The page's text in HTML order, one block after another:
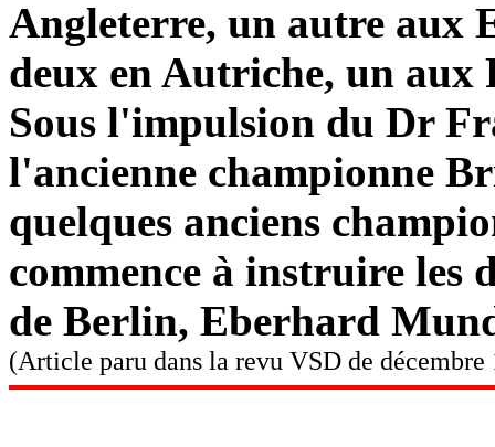
Angleterre, un autre aux
deux en Autriche, un aux
Sous l'impulsion du Dr
l'ancienne championne
quelques anciens
commence à instruire les
de Berlin, Eberhard
(Article paru dans la revu VSD de décembre